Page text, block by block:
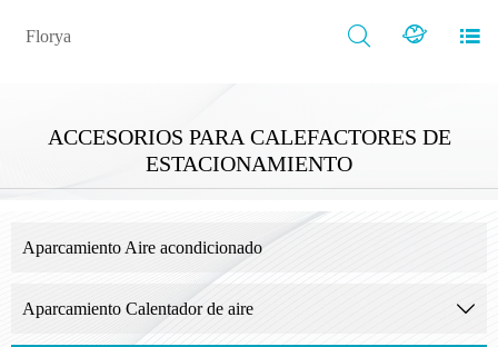
Florya   
ACCESORIOS PARA CALEFACTORES DE
ESTACIONAMIENTO
Aparcamiento Aire acondicionado
Aparcamiento Calentador de aire 